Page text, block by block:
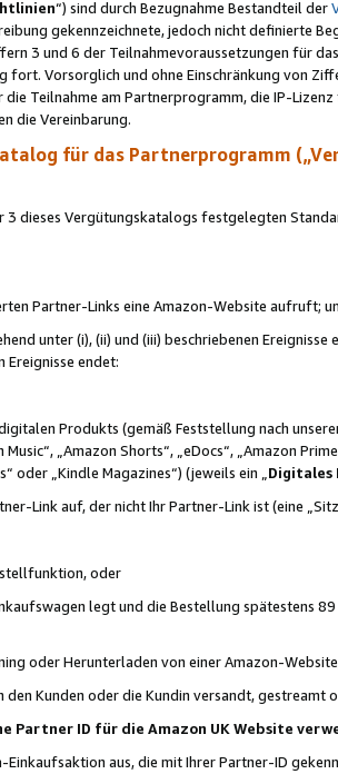
“) sind durch Bezugnahme Bestandteil der
gekennzeichnete, jedoch nicht definierte
3 und 6 der Teilnahmevoraussetzungen für
Vorsorglich und ohne Einschränkung von
Teilnahme am Partnerprogramm, die IP-
die Vereinbarung.
für das Partnerprogramm
3 dieses Vergütungskatalogs festgelegten
Partner-Links eine Amazon-Website aufruft;
unter (i), (ii) und (iii) beschriebenen
endet:
Produkts (gemäß Feststellung nach
„Amazon Shorts“, „eDocs“, „Amazon
oder „Kindle Magazines“) (jeweils ein „ Digitales
Link auf, der nicht Ihr Partner-Link ist (eine
oder
legt und die Bestellung spätestens
oder Herunterladen von einer Amazon-
Kunden oder die Kundin versandt,
ID für die Amazon UK Website
aus, die mit Ihrer Partner-ID